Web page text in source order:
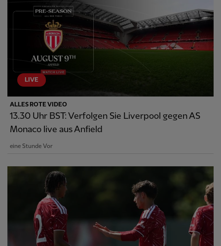
LIVE
ALLES ROTE VIDEO
13.30 Uhr BST: Verfolgen Sie Liverpool gegen AS
Monaco live aus Anfield
eine Stunde Vor